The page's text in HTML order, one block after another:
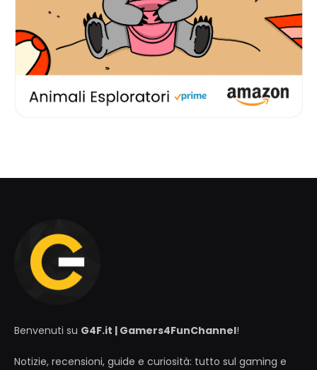
Benvenuti su G4F.it | Gamers4FunChannel!
Notizie, recensioni, guide e curiosità: tutto sul gaming e